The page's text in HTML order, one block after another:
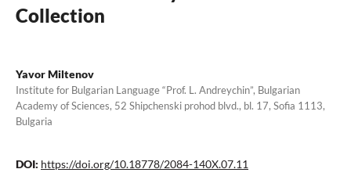
Collection
Yavor Miltenov
Institute for Bulgarian Language “Prof. L. Andreychin”, Bulgarian
Academy of Sciences, 52 Shipchenski prohod blvd., bl. 17, Sofia 1113,
Bulgaria
DOI: https://doi.org/10.18778/2084-140X.07.11